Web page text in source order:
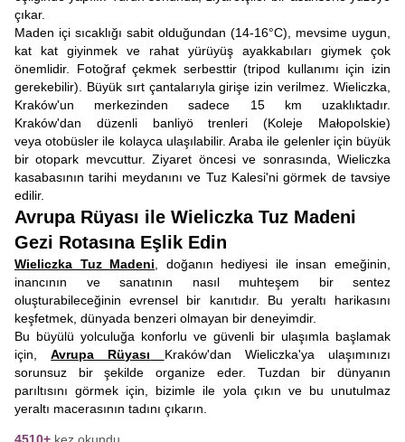
çıkar.
Maden içi sıcaklığı sabit olduğundan (14-16°C), mevsime uygun,
kat kat giyinmek ve rahat yürüyüş ayakkabıları giymek çok
önemlidir. Fotoğraf çekmek serbesttir (tripod kullanımı için izin
gerekebilir). Büyük sırt çantalarıyla girişe izin verilmez. Wieliczka,
Kraków'un merkezinden sadece 15 km uzaklıktadır.
Kraków'dan düzenli banliyö trenleri (Koleje Małopolskie)
veya otobüsler ile kolayca ulaşılabilir. Araba ile gelenler için büyük
bir otopark mevcuttur. Ziyaret öncesi ve sonrasında, Wieliczka
kasabasının tarihi meydanını ve Tuz Kalesi'ni görmek de tavsiye
edilir.
Avrupa Rüyası ile Wieliczka Tuz Madeni
Gezi Rotasına Eşlik Edin
Wieliczka Tuz Madeni , doğanın hediyesi ile insan emeğinin,
inancının ve sanatının nasıl muhteşem bir sentez
oluşturabileceğinin evrensel bir kanıtıdır. Bu yeraltı harikasını
keşfetmek, dünyada benzeri olmayan bir deneyimdir.
Bu büyülü yolculuğa konforlu ve güvenli bir ulaşımla başlamak
için,Avrupa Rüyası
Kraków'dan Wieliczka'ya ulaşımınızı
sorunsuz bir şekilde organize eder. Tuzdan bir dünyanın
parıltısını görmek için, bizimle ile yola çıkın ve bu unutulmaz
yeraltı macerasının tadını çıkarın.